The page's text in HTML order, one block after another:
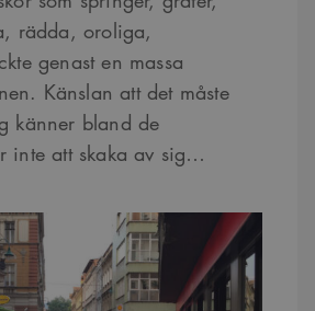
rädda, oroliga,
genast en massa
Känslan att det måste
känner bland de
inte att skaka av sig…